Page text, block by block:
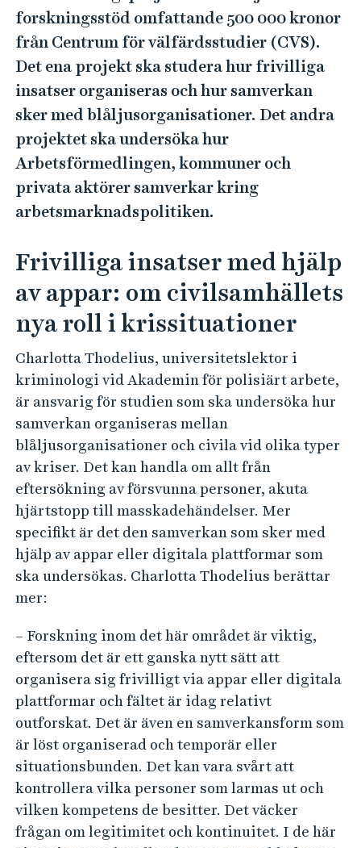
forskningsstöd omfattande 500 000 kronor
från Centrum för välfärdsstudier (CVS).
Det ena projekt ska studera hur frivilliga
insatser organiseras och hur samverkan
sker med blåljusorganisationer. Det andra
projektet ska undersöka hur
Arbetsförmedlingen, kommuner och
privata aktörer samverkar kring
arbetsmarknadspolitiken.
Frivilliga insatser med hjälp
av appar: om civilsamhällets
nya roll i krissituationer
Charlotta Thodelius, universitetslektor i
kriminologi vid Akademin för polisiärt arbete,
är ansvarig för studien som ska undersöka hur
samverkan organiseras mellan
blåljusorganisationer och civila vid olika typer
av kriser. Det kan handla om allt från
eftersökning av försvunna personer, akuta
hjärtstopp till masskadehändelser. Mer
specifikt är det den samverkan som sker med
hjälp av appar eller digitala plattformar som
ska undersökas. Charlotta Thodelius berättar
mer:
– Forskning inom det här området är viktig,
eftersom det är ett ganska nytt sätt att
organisera sig frivilligt via appar eller digitala
plattformar och fältet är idag relativt
outforskat. Det är även en samverkansform som
är löst organiserad och temporär eller
situationsbunden. Det kan vara svårt att
kontrollera vilka personer som larmas ut och
vilken kompetens de besitter. Det väcker
frågan om legitimitet och kontinuitet. I de här